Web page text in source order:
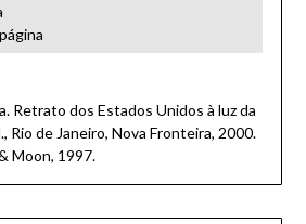
Retrato dos Estados Unidos à luz da
Rio de Janeiro, Nova Fronteira, 2000.
Moon, 1997.